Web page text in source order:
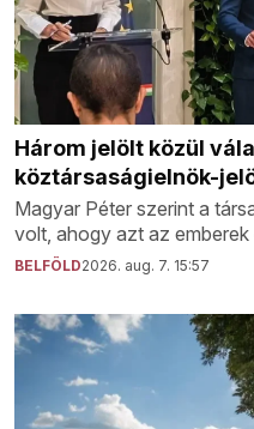
Három jelölt közül
köztársaságielnök-
Magyar Péter szerint a
volt, ahogy azt az emberek
BELFÖLD2026. aug. 7. 15:57